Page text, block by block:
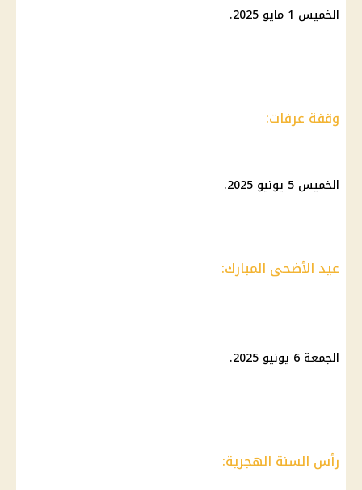
الخميس 1 مايو 2025.
وقفة عرفات:
الخميس 5 يونيو 2025.
عيد الأضحى المبارك:
الجمعة 6 يونيو 2025.
رأس السنة الهجرية: